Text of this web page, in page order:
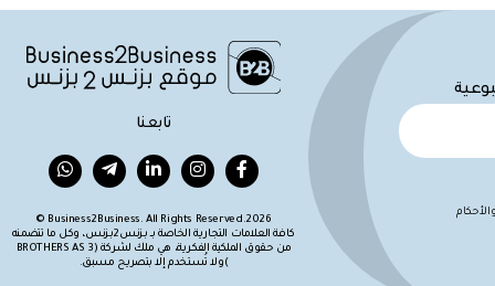
تابعنا
Business2Business. All Rights Reserved.2026 ©
كافة العلامات التجارية الخاصة بـ بزنس2بزنس، وكل ما تتضمنه
من حقوق الملكية الفكرية، هي ملك لشركة (BROTHERS AS 3
)ولا تُستخدم إلا بتصريح مسبق.